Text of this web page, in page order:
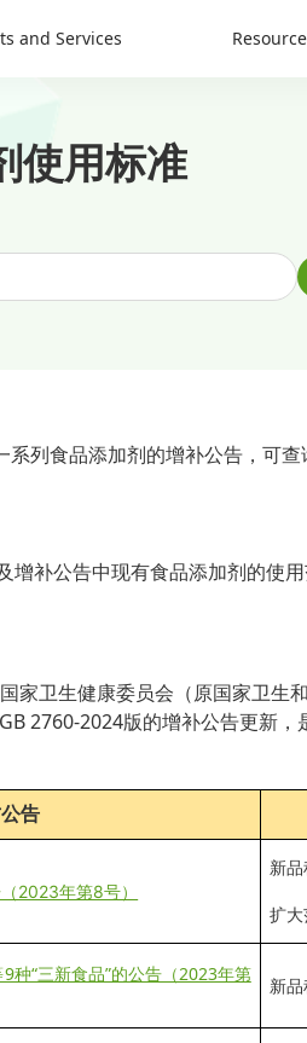
and Services
使用标准
系列食品添加剂的增补公告，可
增补公告中现有食品添加剂的使
家卫生健康委员会（原国家卫生
2760-2024版的增补公告更新
告
2023年第8号）
新
扩
种“三新食品”的公告（2023年第
新